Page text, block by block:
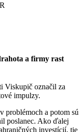
a firmy rast
Viskupič označil za
impulzy.
problémoch a potom sú
poslanec. Ako ďalej
investícií, tie